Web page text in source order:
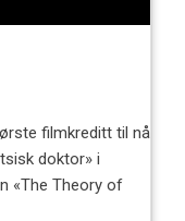
filmkreditt til nå
doktor» i
«The Theory of